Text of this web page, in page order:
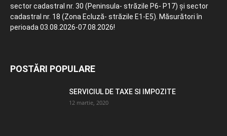
sector cadastral nr. 30 (Peninsula- străzile P6- P17) și sector
cadastral nr. 18 (Zona Ecluză- străzile E1-E5). Măsurători în
perioada 03.08.2026-07.08.2026!
POSTĂRI POPULARE
SERVICIUL DE TAXE SI IMPOZITE
12 martie, 2020